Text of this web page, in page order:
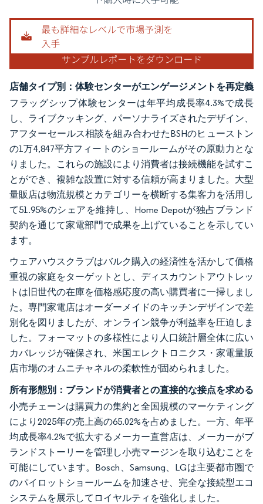
店舗タイプ別：体験センターがエンゲージメントを再定義
フラッグシップ体験センターは年平均成長率4.3%で成長
し、ライブクッキング、パーソナライズされたデザイン、
アフターセールス相談を組み合わせたBSHのヒューストン
の1万4,847平方フィートのショールームがその原動力とな
りました。これらの施設により消費者は接続機能を試すこ
とができ、複雑な設置に対する信頼が高まりました。大型
量販店は物流規模とカテゴリーを横断する集客力を活用し
て51.95%のシェアを維持し、Home Depotが独占ブランド
契約を通じて家電部門で成果を上げていることを示してい
ます。
ウェアハウスクラブはバルク購入の経済性を活かして価格
重視の家庭をターゲットとし、ディスカウントアウトレッ
トは旧世代の在庫を価格感応度の高い購買者に一掃しまし
た。専門家電店はオーダーメイドのキッチンデザインで差
別化を図りましたが、オンライン競争が利益率を圧迫しま
した。フォーマットの多様性により人口統計層全体に広い
カバレッジが確保され、米国エレクトロニクス・家電量販
店市場のオムニチャネルの柔軟性が固められました。
所有形態別：ブランドが消費者との直接的な接点を求める
小売チェーンは購買力の集約と全国規模のマーケティング
により2025年の売上高の65.02%を占めました。一方、年平
均成長率4.2%で拡大するメーカー直営店は、メーカーがブ
ランドストーリーを管理し小売マージンを取り込むことを
可能にしています。Bosch、Samsung、LGは主要都市圏で
のパイロットショールームを加速させ、完全な接続型エコ
システムを展示してロイヤルティを強化しました。